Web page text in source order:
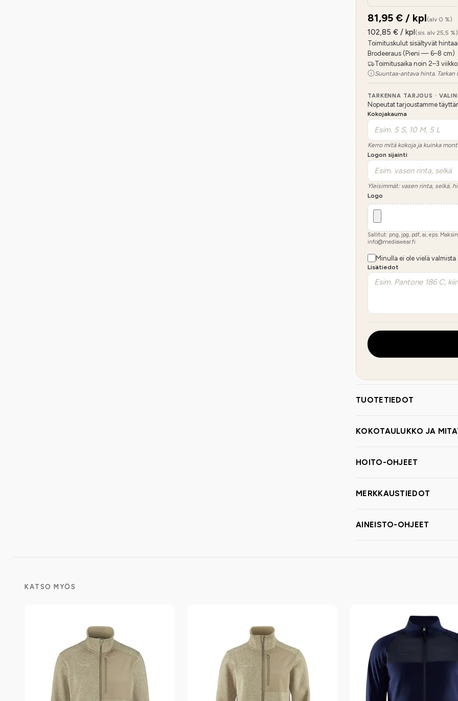
81,95 € / kpl(alv 0 %)
102,85 € / kpl(sis. alv 25,5 %)
Toimituskulut sisältyvät
Brodeeraus (Pieni — 6–8 cm)
Toimitusaika noin 2–3
Suuntaa-antava hinta.
TARKENNA TARJOUS ·
Nopeutat tarjoustamme
Kokojakauma
Kerro mitä kokoja ja kuinka
Logon sijainti
Yleisimmät: vasen rinta, selkä,
Logo
Sallitut: png, jpg, pdf, ai, eps.
info@mediawear.fi
Minulla ei ole vielä valmista
Lisätiedot
TUOTETIEDOT
KOKOTAULUKKO JA
HOITO-OHJEET
MERKKAUSTIEDOT
AINEISTO-OHJEET
KATSO MYÖS